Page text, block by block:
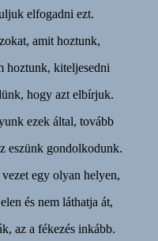
elfogadni ezt.
amit hoztunk,
hoztunk, kiteljesedni
hogy azt elbírjuk.
ezek által, tovább
eszünk gondolkodunk.
egy olyan helyen,
és nem láthatja át,
az a fékezés inkább.